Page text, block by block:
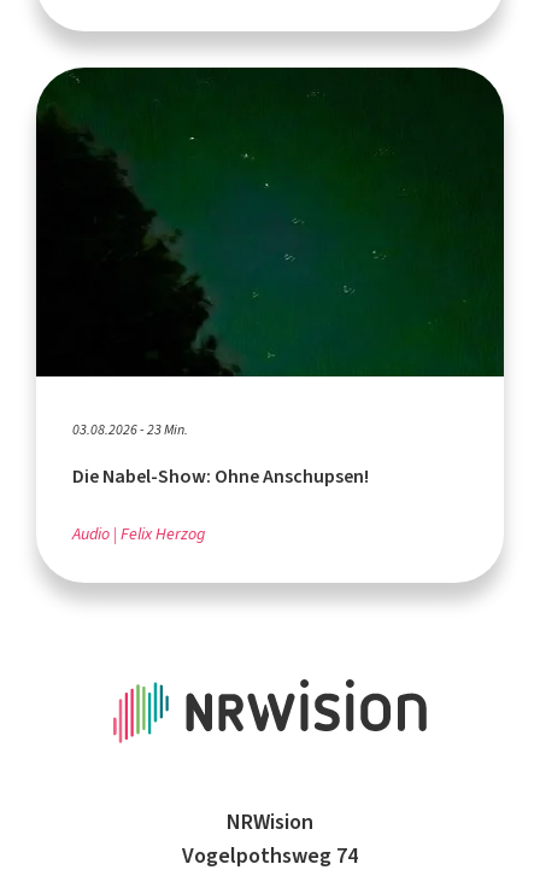
03.08.2026 - 23 Min.
Die Nabel-Show: Ohne Anschupsen!
Audio Felix Herzog
NRWision
Vogelpothsweg 74